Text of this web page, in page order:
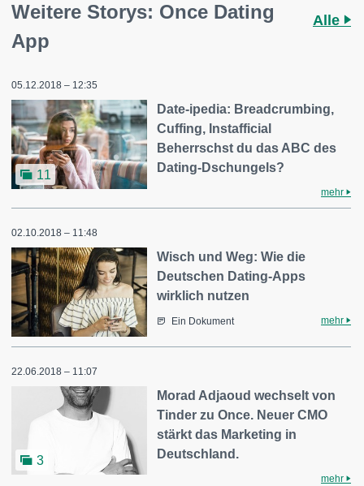
Weitere Storys: Once Dating
App
Alle
05.12.2018 – 12:35
11
Date-ipedia: Breadcrumbing,
Cuffing, Instafficial
Beherrschst du das ABC des
Dating-Dschungels?
mehr
02.10.2018 – 11:48
Wisch und Weg: Wie die
Deutschen Dating-Apps
wirklich nutzen
Ein Dokument mehr
22.06.2018 – 11:07
3
Morad Adjaoud wechselt von
Tinder zu Once. Neuer CMO
stärkt das Marketing in
Deutschland.
mehr